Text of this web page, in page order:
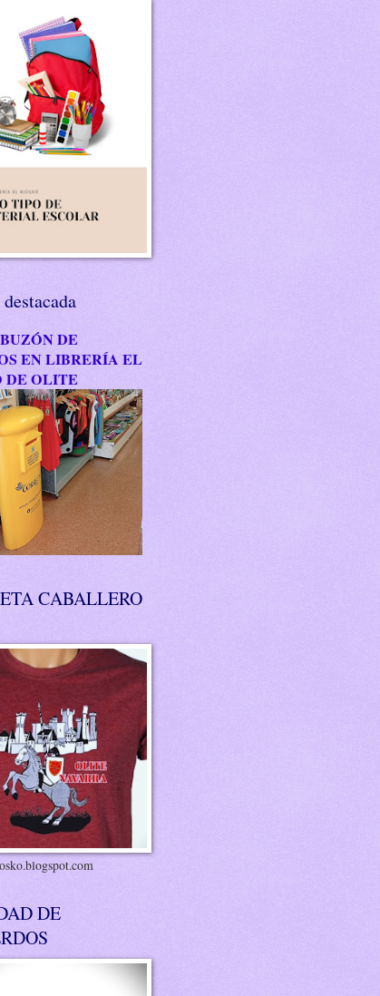
DE
EN LIBRERÍA EL
DE OLITE
CABALLERO
DE